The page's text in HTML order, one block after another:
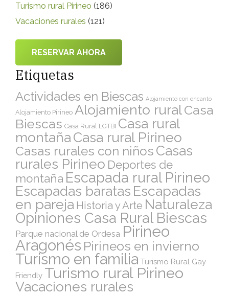
Turismo rural Pirineo (186)
Vacaciones rurales (121)
RESERVAR AHORA
Etiquetas
Actividades en Biescas Alojamiento con encanto
Alojamiento Pirineo Alojamiento ruralCasa
Biescas Casa Rural LGTBI Casa rural
montañaCasa rural Pirineo
Casas rurales con niños Casas
rurales Pirineo Deportes de
montaña Escapada rural Pirineo
Escapadas baratas Escapadas
en pareja Historia y Arte Naturaleza
Opiniones Casa Rural Biescas
Parque nacional de Ordesa Pirineo
Aragonés Pirineos en invierno
Turismo en familia Turismo Rural Gay
Friendly Turismo rural Pirineo
Vacaciones rurales